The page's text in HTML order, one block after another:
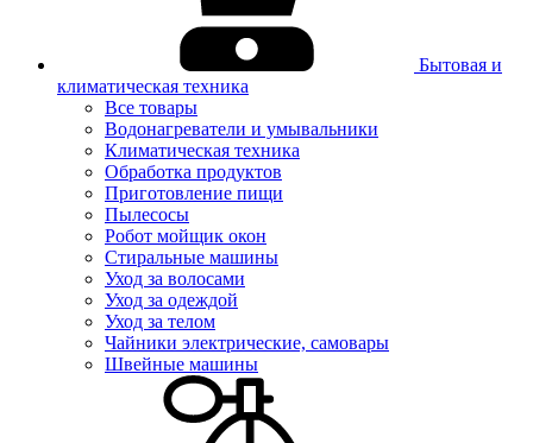
Бытовая и
климатическая техника
Все товары
Водонагреватели и умывальники
Климатическая техника
Обработка продуктов
Приготовление пищи
Пылесосы
Робот мойщик окон
Стиральные машины
Уход за волосами
Уход за одеждой
Уход за телом
Чайники электрические, самовары
Швейные машины